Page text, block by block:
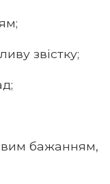
звістку;
бажанням,